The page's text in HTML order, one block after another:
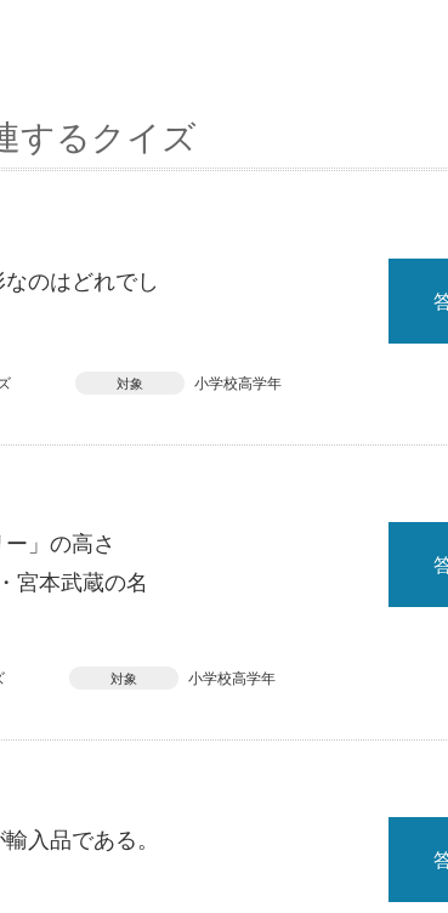
するクイズ
のはどれでし
対象 小学校高学年
」の高さ
宮本武蔵の名
対象 小学校高学年
入品である。